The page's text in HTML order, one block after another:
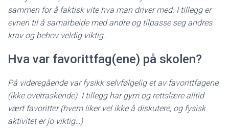
sammen for å faktisk vite hva man driver med. I tillegg er
evnen til å samarbeide med andre og tilpasse seg andres
krav og behov veldig viktig.
Hva var favorittfag(ene) på skolen?
På videregående var fysikk selvfølgelig et av favorittfagene
(ikke overraskende). I tillegg har gym og rettslære alltid
vært favoritter (hvem liker vel ikke å diskutere, og fysisk
aktivitet er jo viktig…)